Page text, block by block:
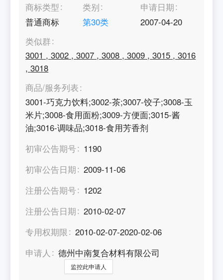
商标类型
普通商标
类别
第30类
申请日期
2007-04-20
类似群
3001 ,3002 ,3007 ,3008 ,3009 ,3015 ,3016
,3018
商品/服务列表
3001-巧克力饮料;3002-茶;3007-饺子;3008-玉
米片;3008-食用面粉;3009-方便面;3015-酱
油;3016-调味品;3018-食用芳香剂
初审公告期号
1190
初审公告日期
2009-11-06
注册公告期号
1202
注册公告日期
2010-02-07
专用权期限
2010-02-07-2020-02-06
申请人
德州中南复合材料有限公司
监控此申请人